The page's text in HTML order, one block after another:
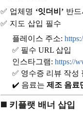
✅ 업체명 ‘잇더비’ 반
✅ 지도 삽입 필수
플레이스 주소:
✅ 필수 URL 삽입
인스타그램: https://
✅ 영수증 리뷰 작성
✔️ 음료는 제조 음료
◼️ 키플랫 배너 삽입